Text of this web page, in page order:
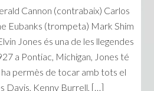
Cannon (contrabaix) Carlos
Eubanks (trompeta) Mark Shim
Jones és una de les llegendes
a Pontiac, Michigan, Jones té
ha permès de tocar amb tots el
Davis, Kenny Burrell, […]